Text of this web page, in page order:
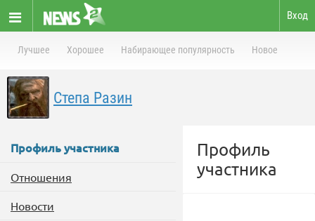
Вход
Лучшее Хорошее Набирающее популярность Новое
Степа Разин
Профиль участника
Отношения
Новости
Профиль
участника